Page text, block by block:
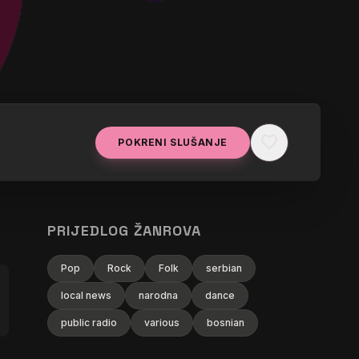
POKRENI SLUŠANJE
PRIJEDLOG ŽANROVA
Pop Rock Folk serbian
local news narodna dance
public radio various bosnian